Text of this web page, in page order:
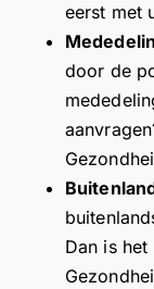
eerst met
door de
Dan is